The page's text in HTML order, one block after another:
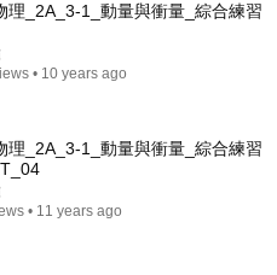
理_2A_3-1_動量與衝量_綜合練習
• 10 years ago
理_2A_3-1_動量與衝量_綜合練習
• 11 years ago